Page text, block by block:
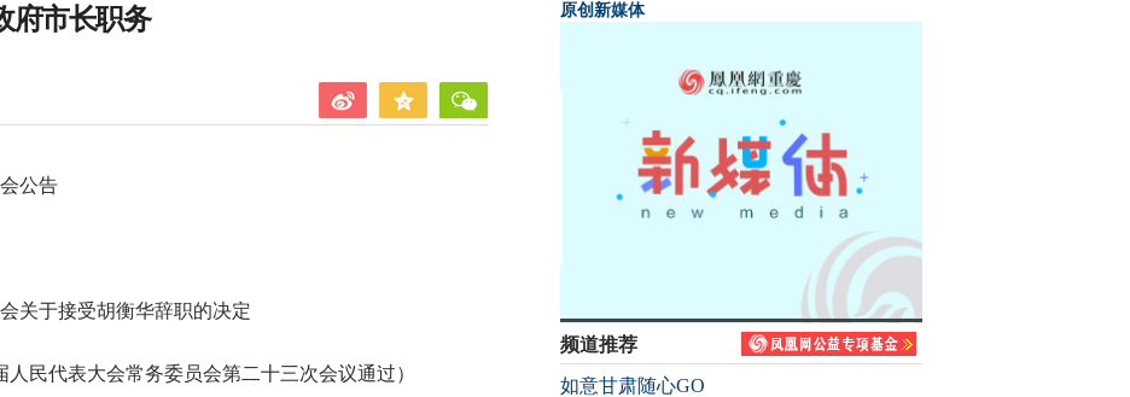
府市长职务
公告
关于接受胡衡华辞职的决定
人民代表大会常务委员会第二十三次会议通过）
原创新媒体
频道推荐
如意甘肃随心GO